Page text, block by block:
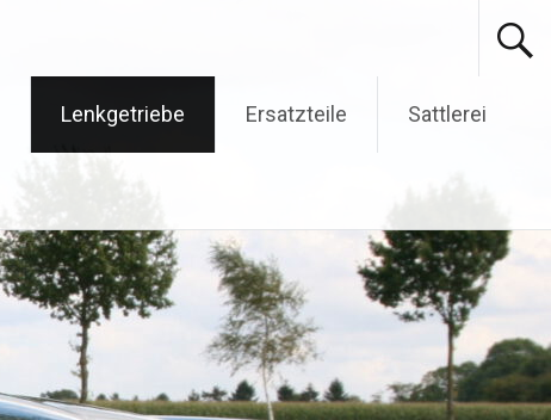
Lenkgetriebe Ersatzteile Sattlerei